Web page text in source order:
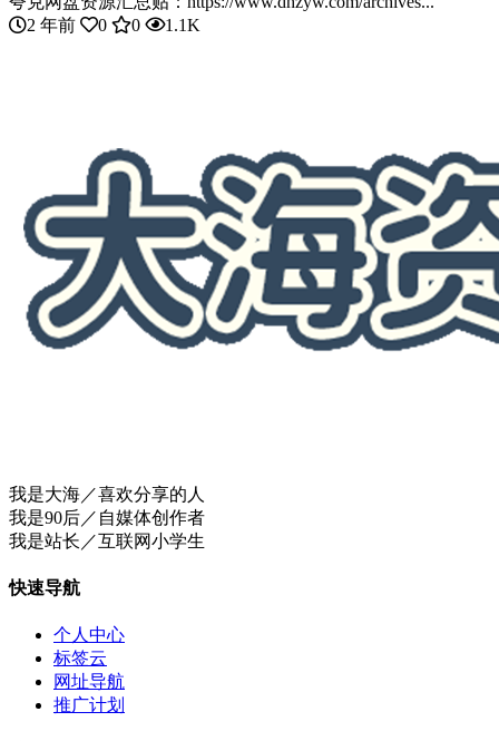
2 年前
0 0 1.1K
我是大海／喜欢分享的人
我是90后／自媒体创作者
我是站长／互联网小学生
快速导航
个人中心
标签云
网址导航
推广计划